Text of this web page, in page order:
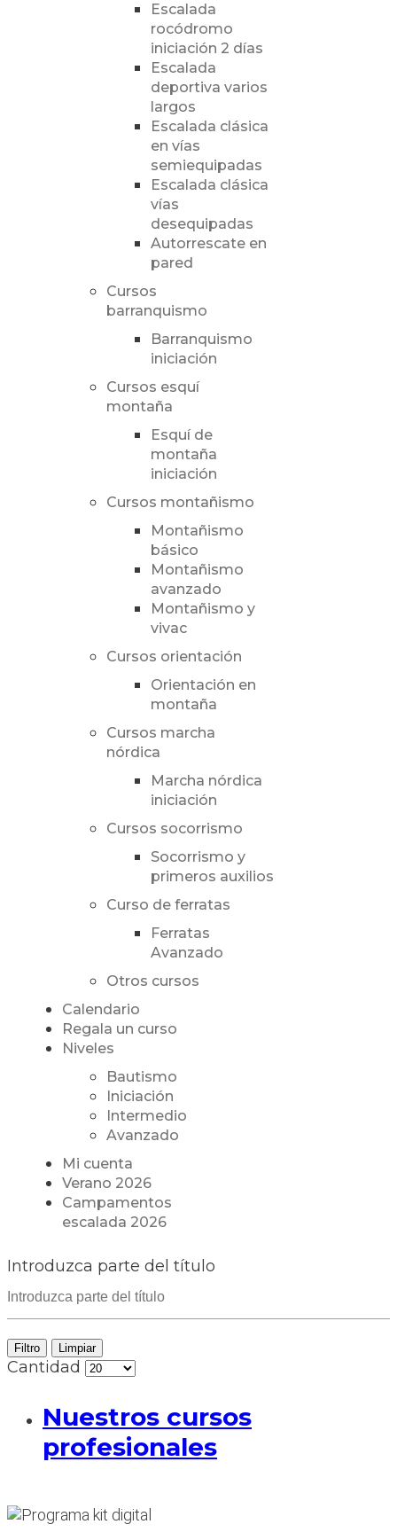
Escalada
rocódromo
iniciación 2 días
Escalada
deportiva varios
largos
Escalada clásica
en vías
semiequipadas
Escalada clásica
vías
desequipadas
Autorrescate en
pared
Cursos
barranquismo
Barranquismo
iniciación
Cursos esquí
montaña
Esquí de
montaña
iniciación
Cursos montañismo
Montañismo
básico
Montañismo
avanzado
Montañismo y
vivac
Cursos orientación
Orientación en
montaña
Cursos marcha
nórdica
Marcha nórdica
iniciación
Cursos socorrismo
Socorrismo y
primeros auxilios
Curso de ferratas
Ferratas
Avanzado
Otros cursos
Calendario
Regala un curso
Niveles
Bautismo
Iniciación
Intermedio
Avanzado
Mi cuenta
Verano 2026
Campamentos
escalada 2026
Introduzca parte del título
Filtro Limpiar
Cantidad
Nuestros cursos
profesionales